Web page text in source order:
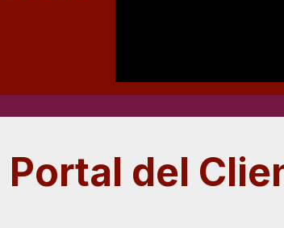
Portal del